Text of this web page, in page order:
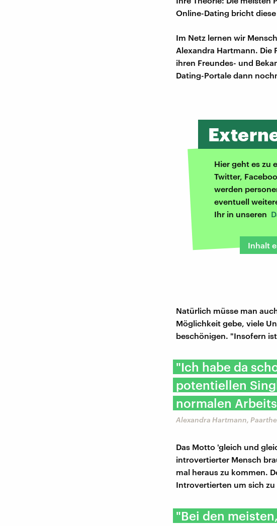
Online-Dating bricht
Im Netz lernen wir
Alexandra Hartmann. Die
ihren Freundes- und
Dating-Portale dann
Hier geht es zu
Twitter,
werden
eventuell
Ihr in unseren
Inhalt
Natürlich müsse man
Möglichkeit gebe, viele
beschönigen. "Insofern
"Ich habe da
potentiellen
normalen
Alexandra Hartmann,
Das Motto 'gleich und
introvertierter Mensch
mal heraus zu kommen.
Introvertierten um sich
"Bei den